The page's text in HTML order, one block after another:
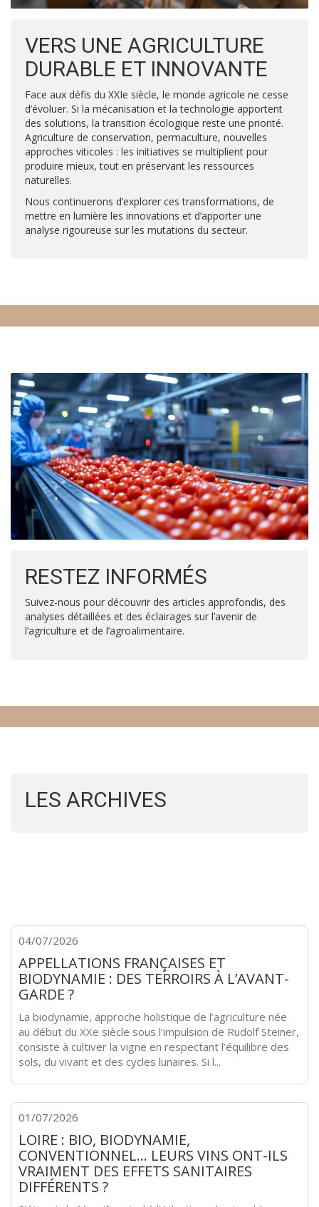
VERS UNE AGRICULTURE
DURABLE ET INNOVANTE
Face aux défis du XXIe siècle, le monde agricole ne cesse
d’évoluer. Si la mécanisation et la technologie apportent
des solutions, la transition écologique reste une priorité.
Agriculture de conservation, permaculture, nouvelles
approches viticoles : les initiatives se multiplient pour
produire mieux, tout en préservant les ressources
naturelles.
Nous continuerons d’explorer ces transformations, de
mettre en lumière les innovations et d’apporter une
analyse rigoureuse sur les mutations du secteur.
RESTEZ INFORMÉS
Suivez-nous pour découvrir des articles approfondis, des
analyses détaillées et des éclairages sur l’avenir de
l’agriculture et de l’agroalimentaire.
LES ARCHIVES
04/07/2026
APPELLATIONS FRANÇAISES ET
BIODYNAMIE : DES TERROIRS À L’AVANT-
GARDE ?
La biodynamie, approche holistique de l’agriculture née
au début du XXe siècle sous l’impulsion de Rudolf Steiner,
consiste à cultiver la vigne en respectant l’équilibre des
sols, du vivant et des cycles lunaires. Si l...
01/07/2026
LOIRE : BIO, BIODYNAMIE,
CONVENTIONNEL… LEURS VINS ONT-ILS
VRAIMENT DES EFFETS SANITAIRES
DIFFÉRENTS ?